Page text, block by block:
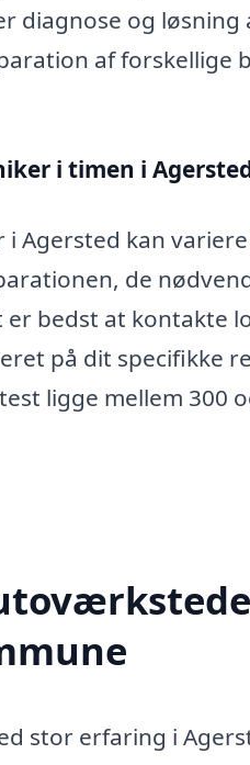
diagnose og
af
i timen i
i Agersted kan
de
bedst at kontakte
på dit specifikke
ligge mellem 300
stor erfaring i